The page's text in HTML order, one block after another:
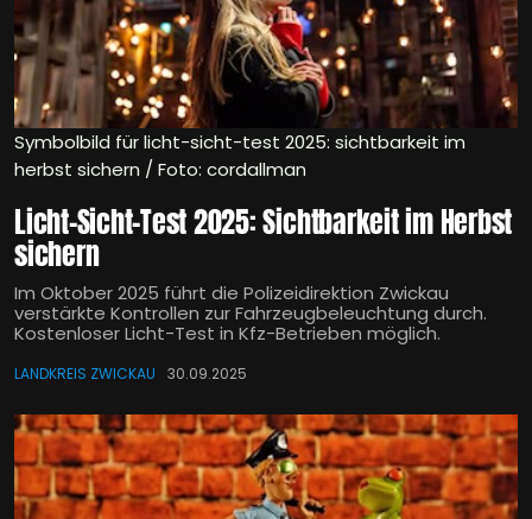
Symbolbild für licht-sicht-test 2025: sichtbarkeit im
herbst sichern / Foto: cordallman
Licht-Sicht-Test 2025: Sichtbarkeit im Herbst
sichern
Im Oktober 2025 führt die Polizeidirektion Zwickau
verstärkte Kontrollen zur Fahrzeugbeleuchtung durch.
Kostenloser Licht-Test in Kfz-Betrieben möglich.
LANDKREIS ZWICKAU 30.09.2025